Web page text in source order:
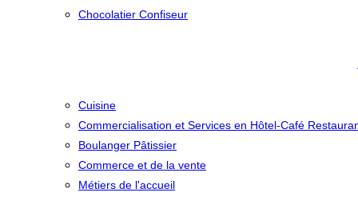
Chocolatier Confiseur
Cuisine
Commercialisation et Services en Hôtel-Café
Boulanger Pâtissier
Commerce et de la vente
Métiers de l'accueil